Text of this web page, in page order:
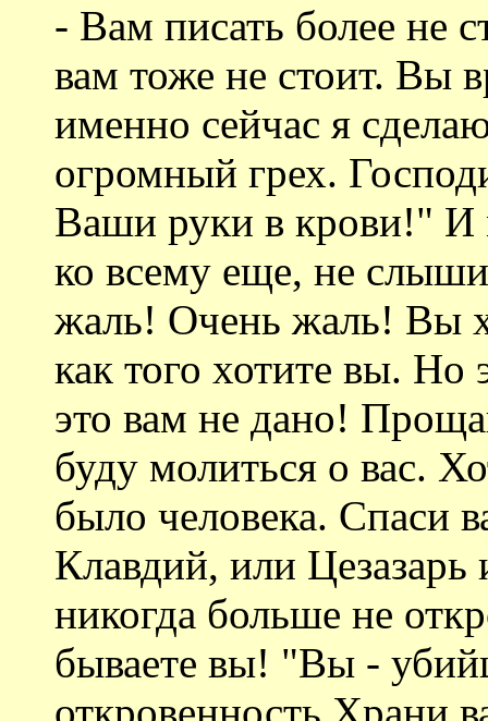
- Вам писать более не
вам тоже не стоит. Вы
именно сейчас я
огромный грех.
Ваши руки в крови!" И
ко всему еще, не
жаль! Очень жаль! Вы
как того хотите вы.
это вам не дано!
буду молиться о вас.
было человека. Спаси
Клавдий, или
никогда больше не
бываете вы! "Вы -